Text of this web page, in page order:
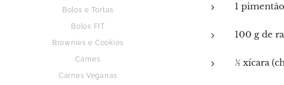
Bolos e Tortas
Bolos FIT
Brownies e Cookies
Carnes
Carnes Veganas
1
100 g de
½ xícara